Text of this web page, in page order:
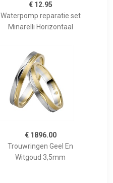
€ 12.95
Waterpomp reparatie set
Minarelli Horizontaal
€ 1896.00
Trouwringen Geel En
Witgoud 3,5mm